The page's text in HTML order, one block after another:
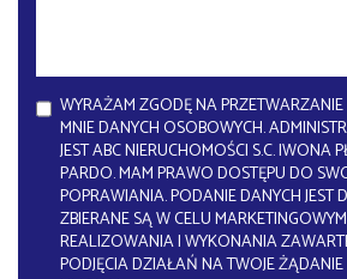
WYRAŻAM ZGODĘ NA
MNIE DANYCH OSOBOWYCH.
JEST ABC NIERUCHOMOŚCI S.C. IWONA
PARDO. MAM PRAWO DOSTĘPU DO
POPRAWIANIA. PODANIE DANYCH JEST
ZBIERANE SĄ W CELU
REALIZOWANIA I WYKONANIA
PODJĘCIA DZIAŁAŃ NA TWOJE